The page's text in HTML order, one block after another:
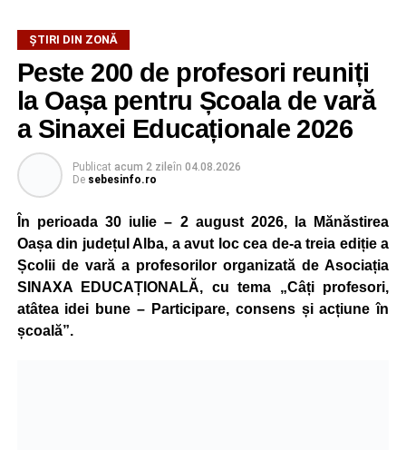
ȘTIRI DIN ZONĂ
Peste 200 de profesori reuniți
la Oașa pentru Școala de vară
a Sinaxei Educaționale 2026
Publicat acum 2 zileîn 04.08.2026
De sebesinfo.ro
În perioada 30 iulie – 2 august 2026, la Mănăstirea
Oașa din județul Alba, a avut loc cea de-a treia ediție a
Școlii de vară a profesorilor organizată de Asociația
SINAXA EDUCAȚIONALĂ, cu tema „Câți profesori,
atâtea idei bune – Participare, consens și acțiune în
școală”.